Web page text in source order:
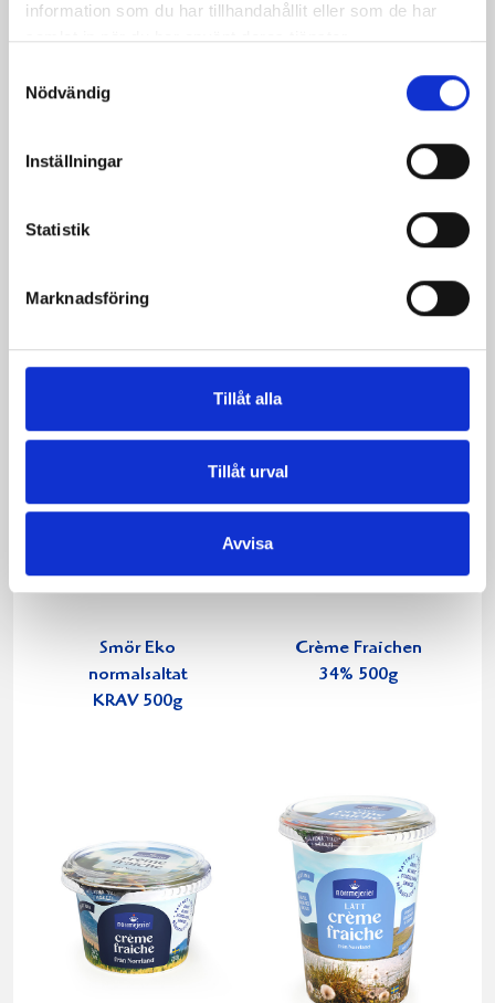
information som du har tillhandahållit eller som de har
samlat in när du har använt deras tjänster.
Nödvändig
Inställningar
Statistik
Marknadsföring
Tillåt alla
Tillåt urval
Avvisa
Päronfil 2,7%
Skogsbärsfil 2,7%
Smör Eko
normalsaltat
KRAV 500g
Crème Fraichen
34% 500g